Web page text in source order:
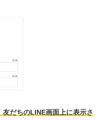
友だちのLINE画面上に表示さ